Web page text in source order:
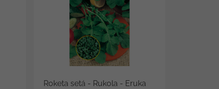
Roketa setá - Rukola - Eruka